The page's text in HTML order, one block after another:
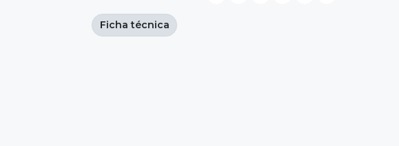
Ficha técnica